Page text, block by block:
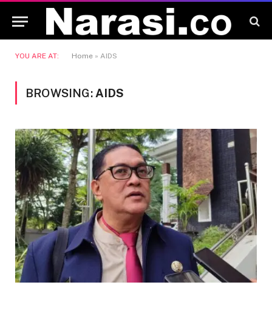
YOU ARE AT: Home » AIDS
BROWSING: AIDS